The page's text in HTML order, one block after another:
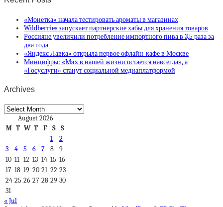
«Монетка» начала тестировать ароматы в магазинах
Wildberries запускает партнерские хабы для хранения товаров
Россияне увеличили потребление импортного пива в 3,5 раза за
два года
«Яндекс Лавка» открыла первое офлайн-кафе в Москве
Минцифры: «Max в нашей жизни остается навсегда», а
«Госуслуги» станут социальной медиаплатформой
Archives
Archives
August 2026
M T W T F S
S
1
2
3
4 5 6 7 8
9
10 11 12 13 14 15 16
17 18 19 20 21 22 23
24 25 26 27 28 29 30
31
« Jul